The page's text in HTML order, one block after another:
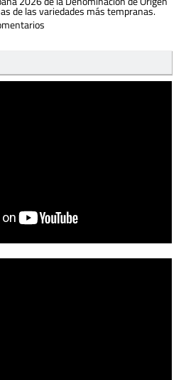
de las variedades más tempranas.